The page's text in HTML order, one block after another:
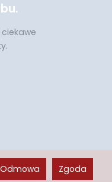
Odmowa Zgoda